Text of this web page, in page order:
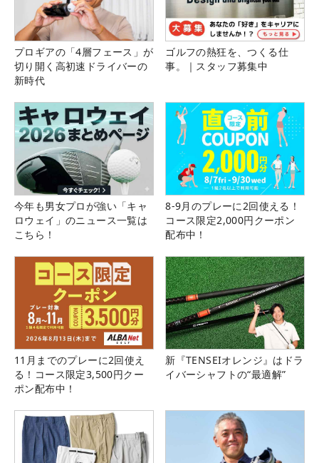
プロギアの「4層フェース」が
切り開く高初速ドライバーの
新時代
ゴルフの熱狂を、つくる仕
事。｜スタッフ募集中
今年も男女プロが強い「キャ
ロウェイ」のニュース一覧は
こちら！
8-9月のプレーに2回使える！
コース限定2,000円クーポン
配布中！
11月までのプレーに2回使え
る！コース限定3,500円クー
ポン配布中！
新『TENSEIオレンジ』はドラ
イバーシャフトの“最適解”